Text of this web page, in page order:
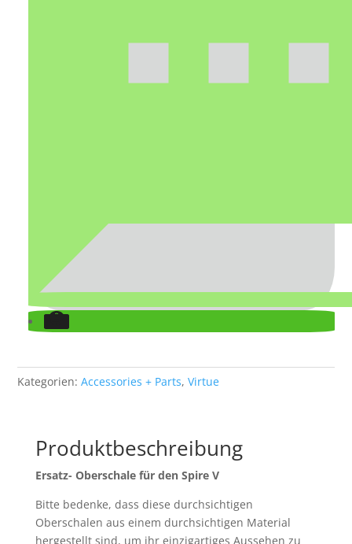
Kategorien:Accessories + Parts,Virtue
Produktbeschreibung
Ersatz- Oberschale für den Spire V
Bitte bedenke, dass diese durchsichtigen
Oberschalen aus einem durchsichtigen Material
hergestellt sind, um ihr einzigartiges Aussehen zu